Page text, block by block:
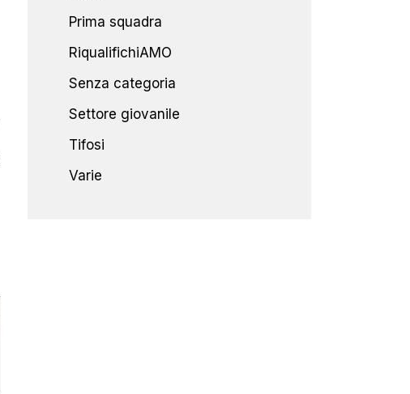
Prima squadra
RiqualifichiAMO
Senza categoria
Settore giovanile
Tifosi
Varie